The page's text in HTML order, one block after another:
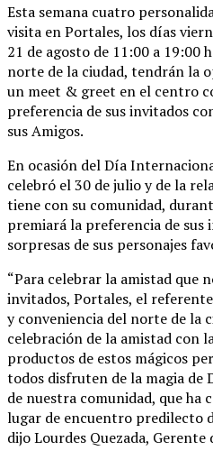
Esta semana cuatro
visita en Portales, los días
21 de agosto de 11:00 a 19:00
norte de la ciudad, tendrán la
un meet & greet en el centro
preferencia de sus invitados
sus Amigos.
En ocasión del Día
celebró el 30 de julio y de la
tiene con su comunidad,
premiará la preferencia de sus
sorpresas de sus personajes
“Para celebrar la amistad que
invitados, Portales, el
y conveniencia del norte de la
celebración de la amistad con
productos de estos mágicos
todos disfruten de la magia de
de nuestra comunidad, que ha
lugar de encuentro predilecto
dijo Lourdes Quezada, Gerente